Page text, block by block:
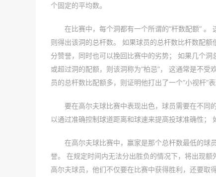
个固定的平均数。
在比赛中，每个洞都有一个所谓的“杆数配额” 。
则得出该洞的总杆数。 如果球员的总杆数比杆数配
分赞誉，同时也可以挽回比赛中的劣势； 如果几个
或超过洞的配额，则该洞称为“柏忌”， 这通常是不
员的总杆数比配额多，则证明他打出了一个“小视杆”
要在高尔夫球比赛中表现出色，球员需要在不同
以通过准确控制球道距离和球速来提高投球准确性；
在高尔夫球比赛中，赢家是那个总杆数最低的球
誉。 在规定时间内无法分出胜负的情况下，将出现
高尔夫球员，他们不仅要在比赛中获得胜利，还要取